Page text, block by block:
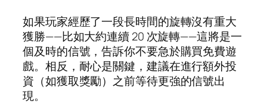
如果玩家經歷了一段長時間的旋轉沒有重大
獲勝——比如大約連續 20 次旋轉——這將是一
個及時的信號，告訴你不要急於購買免費遊
戲。相反，耐心是關鍵，建議在進行額外投
資（如獲取獎勵）之前等待更強的信號出
現。